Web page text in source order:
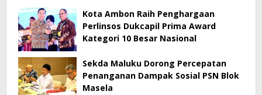
Kota Ambon Raih Penghargaan
Perlinsos Dukcapil Prima Award
Kategori 10 Besar Nasional
Sekda Maluku Dorong Percepatan
Penanganan Dampak Sosial PSN Blok
Masela